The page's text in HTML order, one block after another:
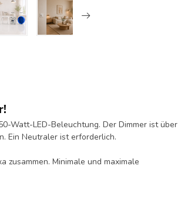
Watt-LED-Beleuchtung. Der Dimmer ist über
Ein Neutraler ist erforderlich.
Minimale und maximale